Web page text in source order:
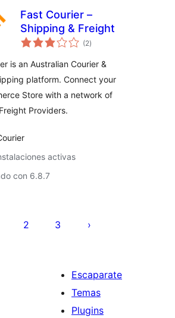
Fast Courier –
Shipping & Freight
(2valoraciones
en
)
is an Australian Courier &
platform. Connect your
Store with a network of
Providers.
activas
con 6.8.7
2 3
Escaparate
Temas
Plugins